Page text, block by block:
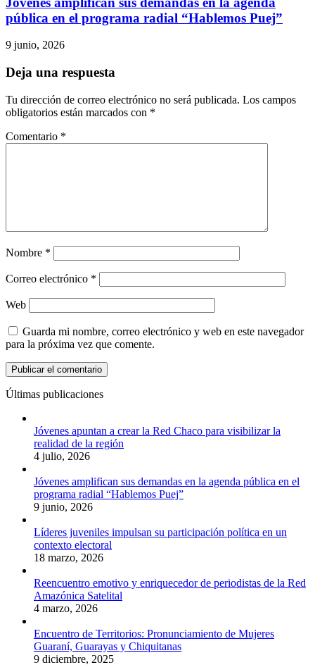
pública en el programa radial “Hablemos Puej”
9 junio, 2026
Deja una respuesta
Tu dirección de correo electrónico no será publicada. Los campos
obligatorios están marcados con *
Comentario *
Nombre *
Correo electrónico *
Web
Guarda mi nombre, correo electrónico y web en este navegador
para la próxima vez que comente.
Últimas publicaciones
Jóvenes apuntan a crear la Red Chaco para visibilizar la
realidad de la región
4 julio, 2026
Jóvenes amplifican sus demandas en la agenda pública en el
programa radial “Hablemos Puej”
9 junio, 2026
Líderes juveniles impulsan su participación política en un
contexto electoral
18 marzo, 2026
Reencuentro emotivo y enriquecedor de periodistas de la Red
Amazónica Satelital
4 marzo, 2026
Encuentro de Territorios: Pronunciamiento de Mujeres
Guaraní, Guarayas y Chiquitanas
9 diciembre, 2025